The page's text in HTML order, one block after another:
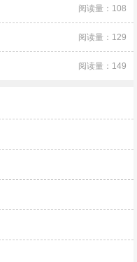
阅读量：108
阅读量：129
阅读量：149